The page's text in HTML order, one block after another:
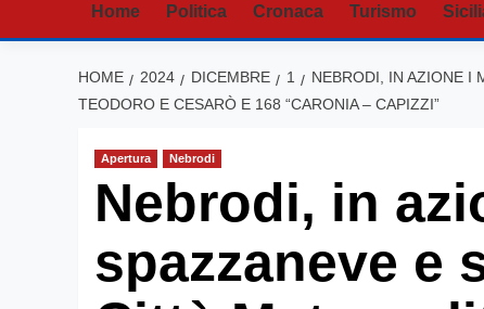
Home Politica Cronaca Turismo
HOME 2024 DICEMBRE 1
NEBRODI, IN AZIONE I
TEODORO E CESARÒ E 168 “CARONIA – CAPIZZI”
Apertura Nebrodi
Nebrodi, in
spazzaneve e